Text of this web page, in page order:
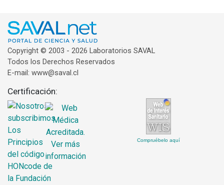
Copyright © 2003 - 2026 Laboratorios SAVAL
Todos los Derechos Reservados
E-mail: www@saval.cl
Certificación:
Compruébelo aquí